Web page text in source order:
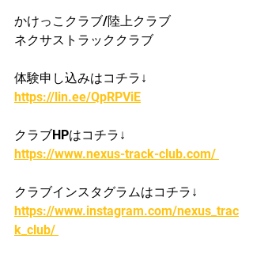
かけっこクラブ/陸上クラブ
ネクサストラッククラブ
体験申し込みはコチラ↓
https://lin.ee/QpRPViE
クラブHPはコチラ↓
https://www.nexus-track-club.com/
クラブインスタグラムはコチラ↓
https://www.instagram.com/nexus_trac
k_club/